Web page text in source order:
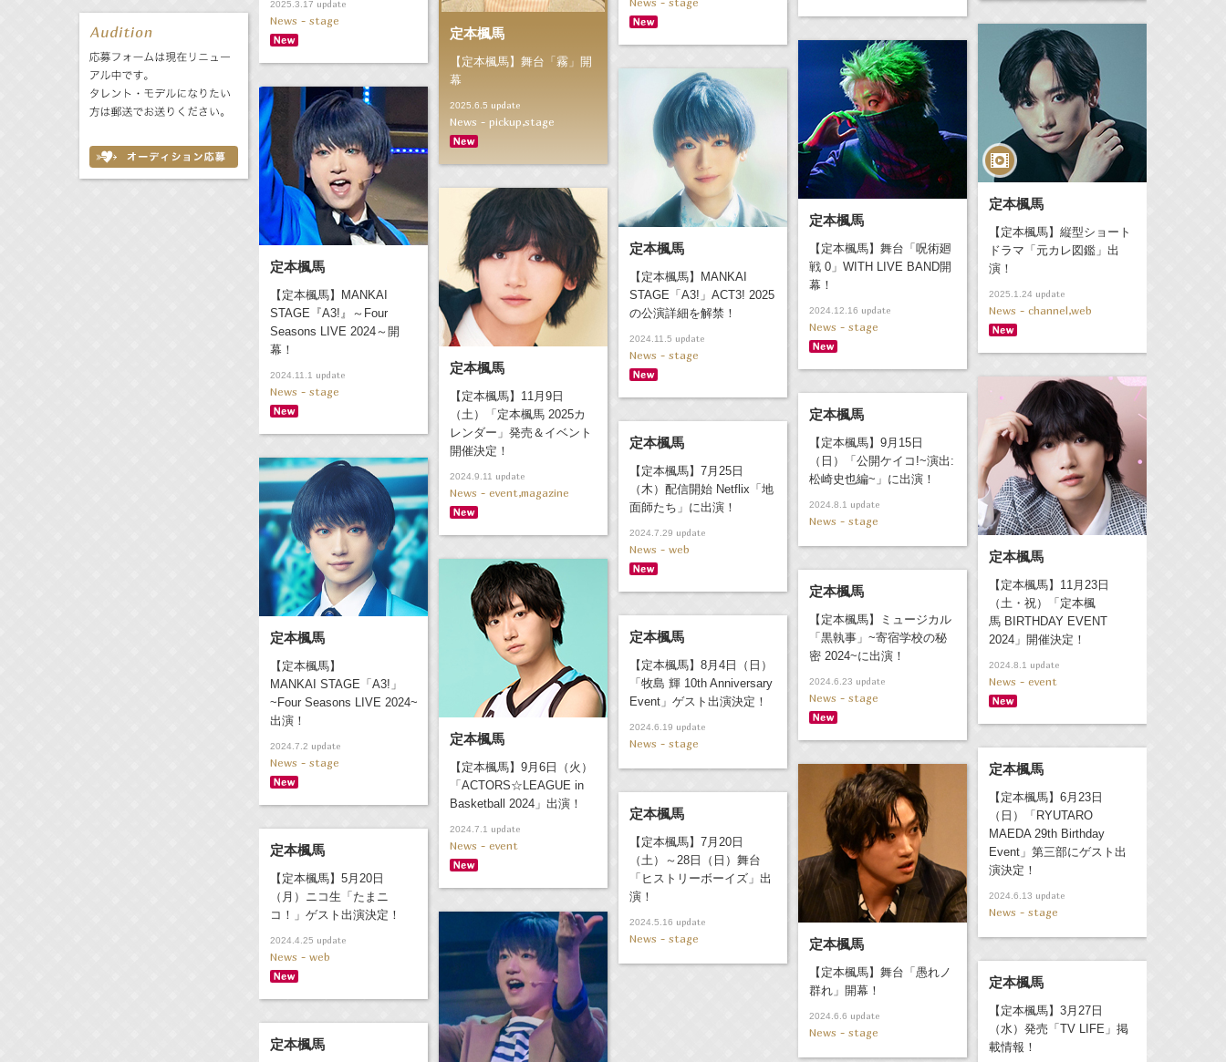
定本楓馬
【定本楓馬】舞台「霧」開
幕
2025.6.5 update
News - pickup,stage
2025.3.17 update
News - stage
定本楓馬
【定本楓馬】縦型ショート
ドラマ「元カレ図鑑」出
演！
2025.1.24 update
News - channel,web
定本楓馬
【定本楓馬】舞台「呪術廻
戦 0」WITH LIVE BAND開
幕！
2024.12.16 update
News - stage
定本楓馬
【定本楓馬】MANKAI
STAGE「A3!」ACT3! 2025
の公演詳細を解禁！
2024.11.5 update
News - stage
定本楓馬
【定本楓馬】MANKAI
STAGE『A3!』～Four
Seasons LIVE 2024～開
幕！
2024.11.1 update
News - stage
定本楓馬
【定本楓馬】11月9日
（土）「定本楓馬 2025カ
レンダー」発売＆イベント
開催決定！
2024.9.11 update
News - event,magazine
定本楓馬
【定本楓馬】11月23日
（土・祝）「定本楓
馬 BIRTHDAY EVENT
2024」開催決定！
2024.8.1 update
News - event
定本楓馬
【定本楓馬】9月15日
（日）「公開ケイコ!~演出:
松崎史也編~」に出演！
2024.8.1 update
News - stage
定本楓馬
【定本楓馬】7月25日
（木）配信開始 Netflix「地
面師たち」に出演！
2024.7.29 update
News - web
定本楓馬
【定本楓馬】
MANKAI STAGE「A3!」
~Four Seasons LIVE 2024~
出演！
2024.7.2 update
News - stage
定本楓馬
【定本楓馬】9月6日（火）
「ACTORS☆LEAGUE in
Basketball 2024」出演！
2024.7.1 update
News - event
定本楓馬
【定本楓馬】ミュージカル
「黒執事」~寄宿学校の秘
密 2024~に出演！
2024.6.23 update
News - stage
定本楓馬
【定本楓馬】8月4日（日）
「牧島 輝 10th Anniversary
Event」ゲスト出演決定！
2024.6.19 update
News - stage
定本楓馬
【定本楓馬】6月23日
（日）「RYUTARO
MAEDA 29th Birthday
Event」第三部にゲスト出
演決定！
2024.6.13 update
News - stage
定本楓馬
【定本楓馬】舞台「愚れノ
群れ」開幕！
2024.6.6 update
News - stage
定本楓馬
【定本楓馬】7月20日
（土）～28日（日）舞台
「ヒストリーボーイズ」出
演！
2024.5.16 update
News - stage
定本楓馬
【定本楓馬】5月20日
（月）ニコ生「たまニ
コ！」ゲスト出演決定！
2024.4.25 update
News - web
定本楓馬
【定本楓馬】3月27日
（水）発売「TV LIFE」掲
載情報！
定本楓馬